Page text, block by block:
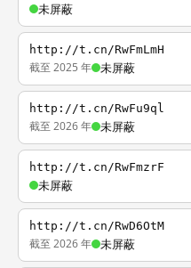
未屏蔽
http://t.cn/RwFmLmH
截至 2025 年 未屏蔽
http://t.cn/RwFu9ql
截至 2026 年 未屏蔽
http://t.cn/RwFmzrF
未屏蔽
http://t.cn/RwD6OtM
截至 2026 年 未屏蔽